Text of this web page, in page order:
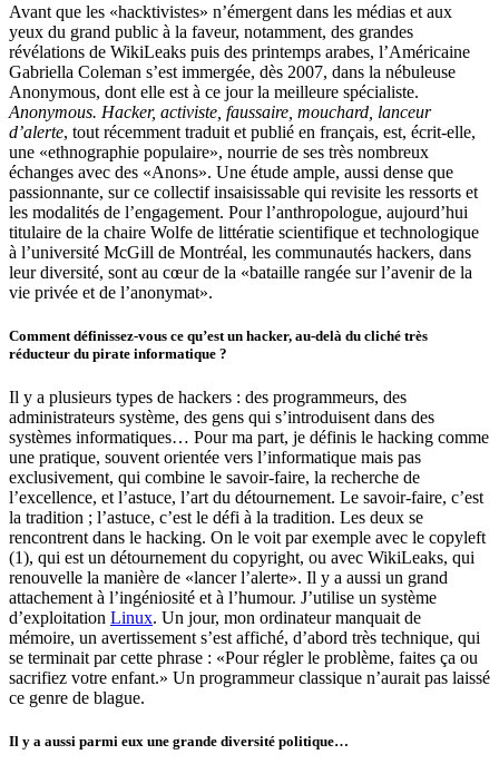
Avant que les «hacktivistes» n’émergent dans les médias et aux
yeux du grand public à la faveur, notamment, des grandes
révélations de WikiLeaks puis des printemps arabes, l’Américaine
Gabriella Coleman s’est immergée, dès 2007, dans la nébuleuse
Anonymous, dont elle est à ce jour la meilleure spécialiste.
Anonymous. Hacker, activiste, faussaire, mouchard, lanceur
d’alerte, tout récemment traduit et publié en français, est, écrit-elle,
une «ethnographie populaire», nourrie de ses très nombreux
échanges avec des «Anons». Une étude ample, aussi dense que
passionnante, sur ce collectif insaisissable qui revisite les ressorts et
les modalités de l’engagement. Pour l’anthropologue, aujourd’hui
titulaire de la chaire Wolfe de littératie scientifique et technologique
à l’université McGill de Montréal, les communautés hackers, dans
leur diversité, sont au cœur de la «bataille rangée sur l’avenir de la
vie privée et de l’anonymat».
Comment définissez-vous ce qu’est un hacker, au-delà du cliché très
réducteur du pirate informatique ?
Il y a plusieurs types de hackers : des programmeurs, des
administrateurs système, des gens qui s’introduisent dans des
systèmes informatiques… Pour ma part, je définis le hacking comme
une pratique, souvent orientée vers l’informatique mais pas
exclusivement, qui combine le savoir-faire, la recherche de
l’excellence, et l’astuce, l’art du détournement. Le savoir-faire, c’est
la tradition ; l’astuce, c’est le défi à la tradition. Les deux se
rencontrent dans le hacking. On le voit par exemple avec le copyleft
(1), qui est un détournement du copyright, ou avec WikiLeaks, qui
renouvelle la manière de «lancer l’alerte». Il y a aussi un grand
attachement à l’ingéniosité et à l’humour. J’utilise un système
d’exploitation Linux. Un jour, mon ordinateur manquait de
mémoire, un avertissement s’est affiché, d’abord très technique, qui
se terminait par cette phrase : «Pour régler le problème, faites ça ou
sacrifiez votre enfant.» Un programmeur classique n’aurait pas laissé
ce genre de blague.
Il y a aussi parmi eux une grande diversité politique…